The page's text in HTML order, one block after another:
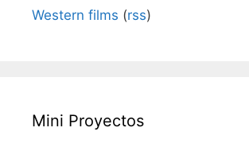
Western films (rss)
Mini Proyectos